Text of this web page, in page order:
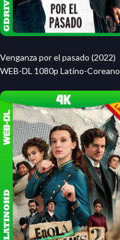
Venganza por el pasado (2022)
WEB-DL 1080p Latino-Coreano